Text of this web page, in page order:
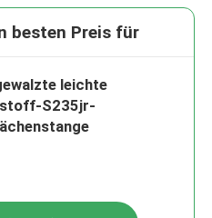
besten Preis für
leichte
S235jr-